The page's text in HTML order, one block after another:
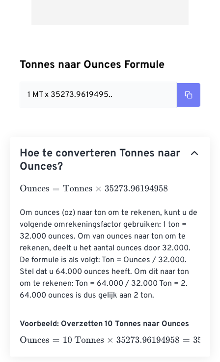
Tonnes naar Ounces Formule
1 MT x 35273.9619495..
Hoe te converteren Tonnes naar
Ounces?
Ounces= Tonnes×35273.96194958
Om ounces (oz) naar ton om te rekenen, kunt u de
volgende omrekeningsfactor gebruiken: 1 ton =
32.000 ounces. Om van ounces naar ton om te
rekenen, deelt u het aantal ounces door 32.000.
De formule is als volgt: Ton = Ounces / 32.000.
Stel dat u 64.000 ounces heeft. Om dit naar ton
om te rekenen: Ton = 64.000 / 32.000 Ton = 2.
64.000 ounces is dus gelijk aan 2 ton.
Voorbeeld: Overzetten 10 Tonnes naar Ounces
Ounces= 10 Tonnes×35273.96194958=